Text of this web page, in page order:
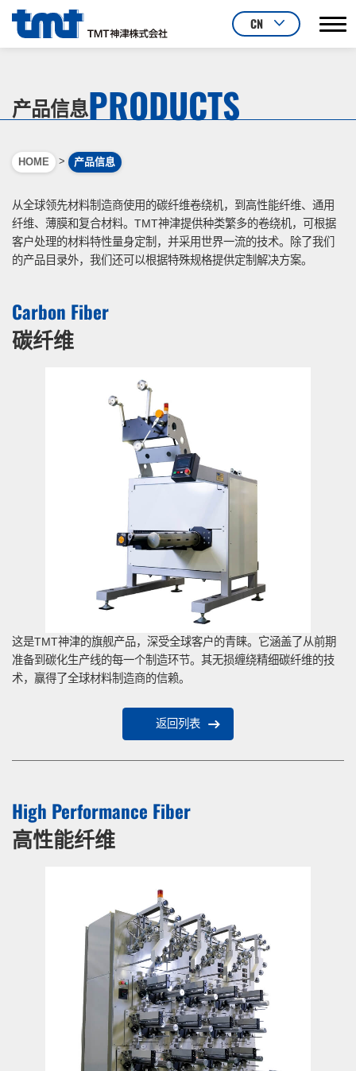
CN
产品信息PRODUCTS
HOME > 产品信息
从全球领先材料制造商使用的碳纤维卷绕机，到高性能纤维、通用
纤维、薄膜和复合材料。TMT神津提供种类繁多的卷绕机，可根据
客户处理的材料特性量身定制，并采用世界一流的技术。除了我们
的产品目录外，我们还可以根据特殊规格提供定制解决方案。
Carbon Fiber
碳纤维
这是TMT神津的旗舰产品，深受全球客户的青睐。它涵盖了从前期
准备到碳化生产线的每一个制造环节。其无损缠绕精细碳纤维的技
术，赢得了全球材料制造商的信赖。
返回列表
High Performance Fiber
高性能纤维